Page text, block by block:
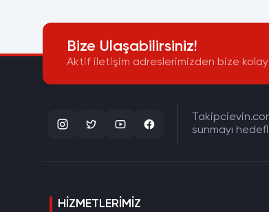
Bize Ulaşabilirsiniz!
Aktif iletişim adreslerimizden bize
sunmayı
HIZMETLERIMIZ